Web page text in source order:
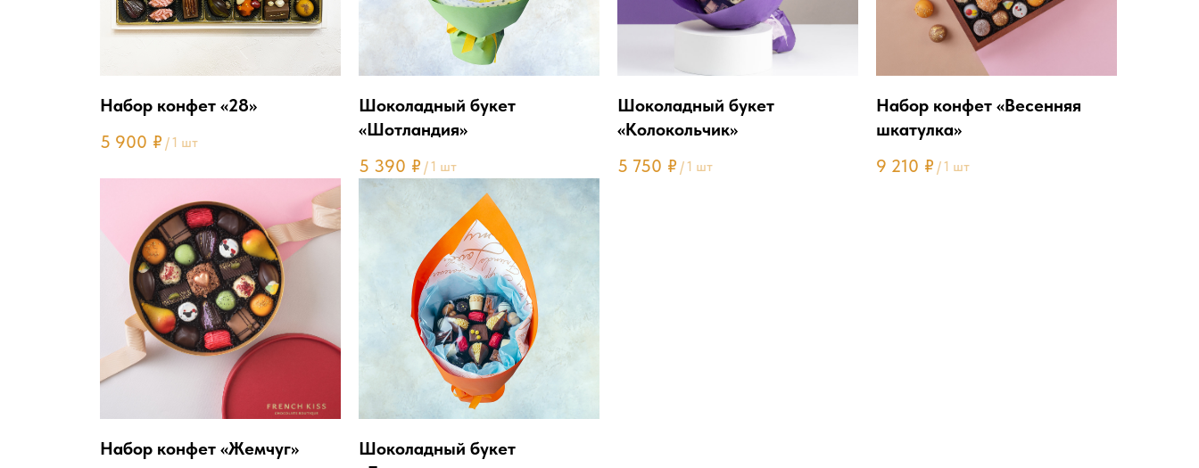
Набор конфет «28»
5 900 ₽ /1 шт
Шоколадный букет
«Шотландия»
5 390 ₽ /1 шт
Шоколадный букет
«Колокольчик»
5 750 ₽ /1 шт
Набор конфет «Весенняя
шкатулка»
9 210 ₽ /1 шт
Набор конфет «Жемчуг»
Шоколадный букет